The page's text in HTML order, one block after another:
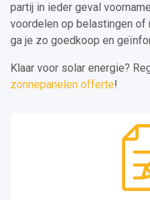
partij in ieder geval
voordelen op belastingen
ga je zo goedkoop en
Klaar voor solar energie?
zonnepanelen offerte!